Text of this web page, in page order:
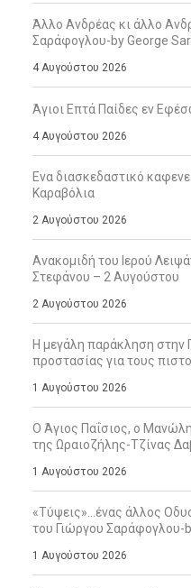
Άλλο Ανδρέας κι άλλο
Σαράφογλου-by George
4 Αυγούστου 2026
Άγιοι Επτά Παίδες εν
4 Αυγούστου 2026
Ενα διασκεδαστικό
Καραβόλια
2 Αυγούστου 2026
Ανακομιδή του Ιερού
Στεφάνου – 2 Αυγούστου
2 Αυγούστου 2026
Η μεγάλη παράκληση στην
προστασίας για τους
1 Αυγούστου 2026
Ο Άγιος Παΐσιος, ο
της Ωραιοζήλης-Τζίνας
1 Αυγούστου 2026
«Τύψεις»…ένας άλλος
του Γιώργου Σαράφογλου-
1 Αυγούστου 2026